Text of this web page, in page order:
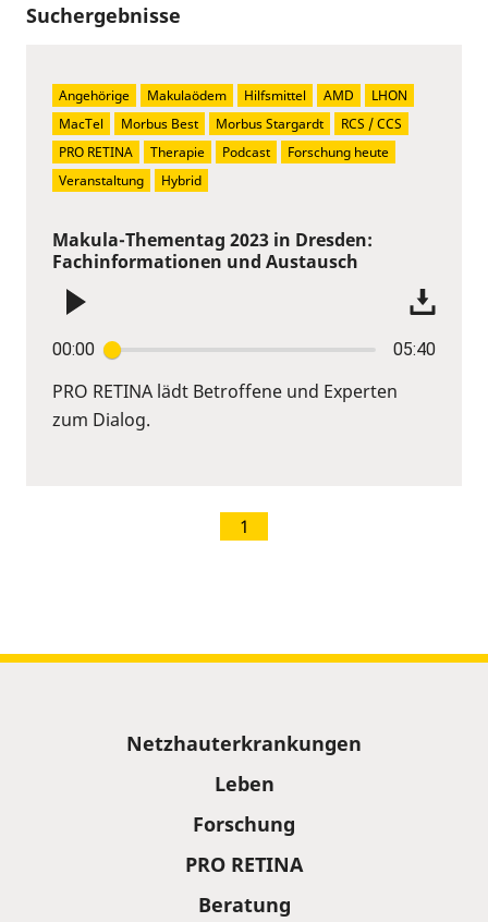
Suchergebnisse
Makula-Thementag 2023 in Dresden:
Fachinformationen und Austausch
00:00 05:40
PRO RETINA lädt Betroffene und Experten
zum Dialog.
Angehörige Makulaödem Hilfsmittel AMD
LHON
MacTel
Morbus Best Morbus Stargardt
RCS / CCS
PRO RETINA
Therapie Podcast
Forschung heute
Veranstaltung
Hybrid
1
Netzhauterkrankungen
Leben
Forschung
PRO RETINA
Beratung